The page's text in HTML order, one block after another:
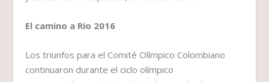
El camino a Rio 2016
​Los triunfos para el Comité Olímpico Colombiano
continuaron durante el ciclo olímpico